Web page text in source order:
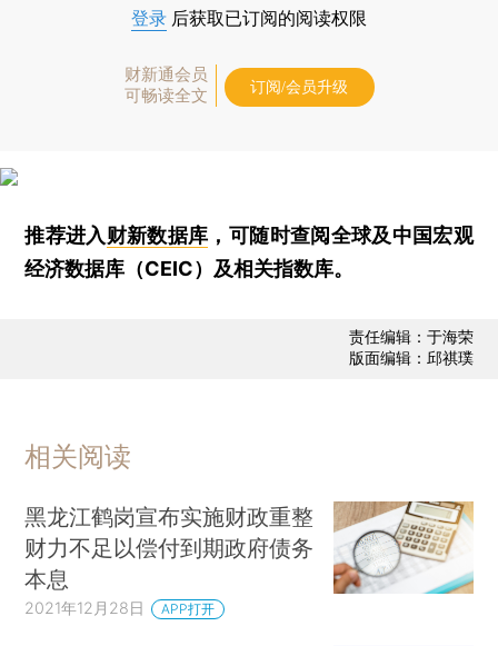
登录 后获取已订阅的阅读权限
财新通会员
可畅读全文
订阅/会员升级
推荐进入财新数据库 ，可随时查阅全球及中国宏观
经济数据库（CEIC）及相关指数库。
责任编辑：于海荣
版面编辑：邱祺璞
相关阅读
黑龙江鹤岗宣布实施财政重整
财力不足以偿付到期政府债务
本息
2021年12月28日 APP打开